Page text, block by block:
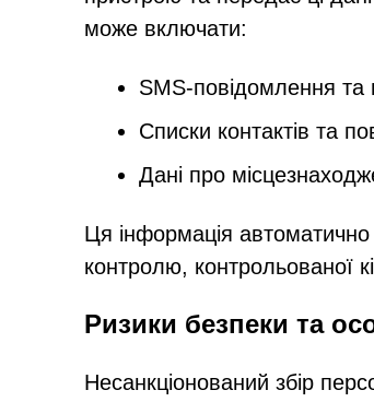
може включати:
SMS-повідомлення та
Списки контактів та
Дані про
Ця інформація автоматично
контролю, контрольованої
Ризики безпеки та
Несанкціонований збір